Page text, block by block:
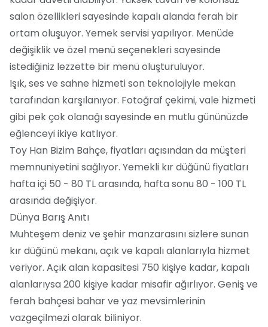
salon özellikleri sayesinde kapalı alanda ferah bir
ortam oluşuyor. Yemek servisi yapılıyor. Menüde
değişiklik ve özel menü seçenekleri sayesinde
istediğiniz lezzette bir menü oluşturuluyor.
Işık, ses ve sahne hizmeti son teknolojiyle mekan
tarafından karşılanıyor. Fotoğraf çekimi, vale hizmeti
gibi pek çok olanağı sayesinde en mutlu gününüzde
eğlenceyi ikiye katlıyor.
Toy Han Bizim Bahçe, fiyatları açısından da müşteri
memnuniyetini sağlıyor. Yemekli kır düğünü fiyatları
hafta içi 50 - 80 TL arasında, hafta sonu 80 - 100 TL
arasında değişiyor.
Dünya Barış Anıtı
Muhteşem deniz ve şehir manzarasını sizlere sunan
kır düğünü mekanı, açık ve kapalı alanlarıyla hizmet
veriyor. Açık alan kapasitesi 750 kişiye kadar, kapalı
alanlarıysa 200 kişiye kadar misafir ağırlıyor. Geniş ve
ferah bahçesi bahar ve yaz mevsimlerinin
vazgeçilmezi olarak biliniyor.